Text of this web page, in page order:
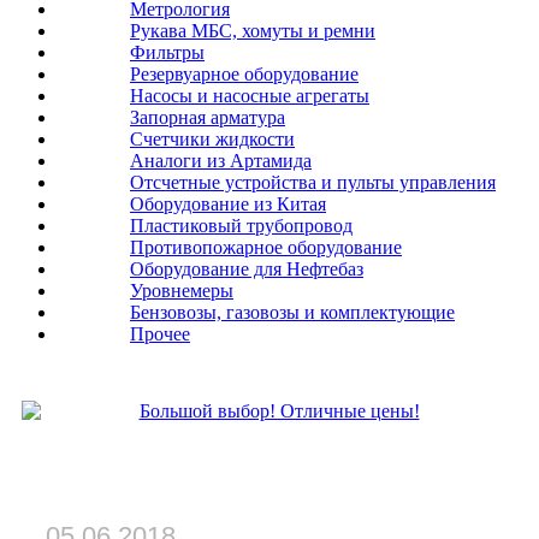
Метрология
Рукава МБС, хомуты и ремни
Фильтры
Резервуарное оборудование
Насосы и насосные агрегаты
Запорная арматура
Счетчики жидкости
Аналоги из Артамида
Отсчетные устройства и пульты управления
Оборудование из Китая
Пластиковый трубопровод
Противопожарное оборудование
Оборудование для Нефтебаз
Уровнемеры
Бензовозы, газовозы и комплектующие
Прочее